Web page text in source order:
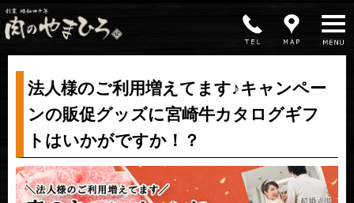
MENU
法人様のご利用増えてます♪キャンペー
ンの販促グッズに宮崎牛カタログギフ
トはいかがですか！？